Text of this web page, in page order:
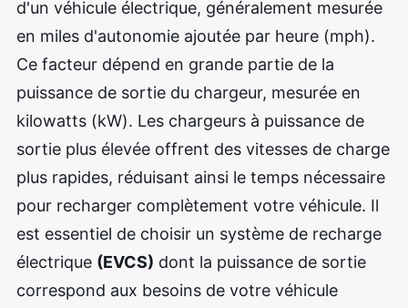
d'un véhicule électrique, généralement mesurée
en miles d'autonomie ajoutée par heure (mph).
Ce facteur dépend en grande partie de la
puissance de sortie du chargeur, mesurée en
kilowatts (kW). Les chargeurs à puissance de
sortie plus élevée offrent des vitesses de charge
plus rapides, réduisant ainsi le temps nécessaire
pour recharger complètement votre véhicule. Il
est essentiel de choisir un système de recharge
électrique (EVCS) dont la puissance de sortie
correspond aux besoins de votre véhicule